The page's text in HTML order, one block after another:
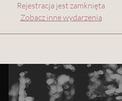
Rejestracja jest zamknięta
Zobacz inne wydarzenia